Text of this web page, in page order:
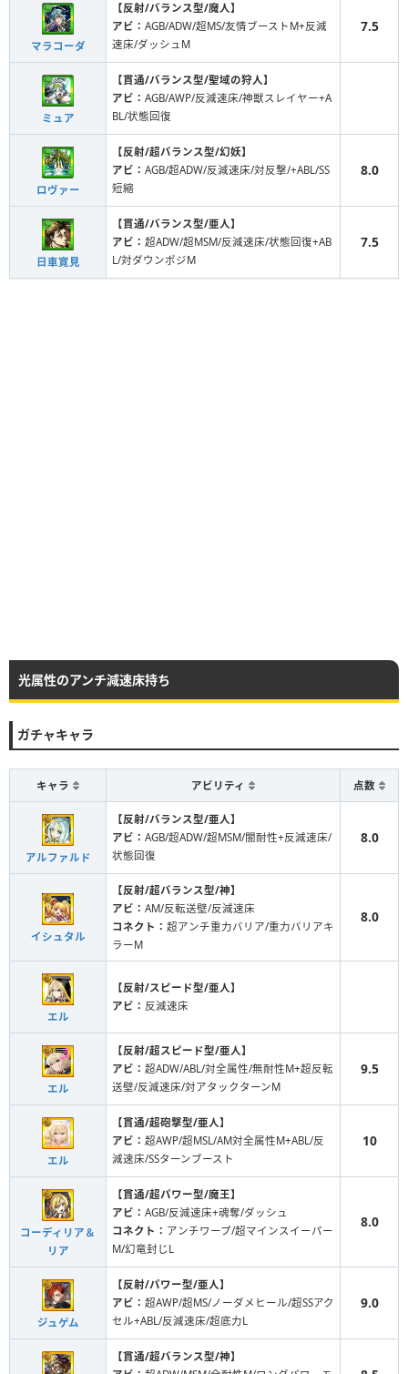
マラコーダ
【反射/バランス型/魔人】
アビ： AGB/ADW/超MS/友情ブーストM+反減
速床/ダッシュM
7.5
ミュア
【貫通/バランス型/聖域の狩人】
アビ： AGB/AWP/反減速床/神獣スレイヤー+A
BL/状態回復
ロヴァー
【反射/超バランス型/幻妖】
アビ： AGB/超ADW/反減速床/対反撃/+ABL/SS
短縮
8.0
日車寛見
【貫通/バランス型/亜人】
アビ： 超ADW/超MSM/反減速床/状態回復+AB
L/対ダウンポジM
7.5
光属性のアンチ減速床持ち
ガチャキャラ
キャラ アビリティ 点数
アルファルド
【反射/バランス型/亜人】
アビ： AGB/超ADW/超MSM/闇耐性+反減速床/
状態回復
8.0
イシュタル
【反射/超バランス型/神】
アビ： AM/反転送壁/反減速床
コネクト： 超アンチ重力バリア/重力バリアキ
ラーM
8.0
エル
【反射/スピード型/亜人】
アビ： 反減速床
エル
【反射/超スピード型/亜人】
アビ： 超ADW/ABL/対全属性/無耐性M+超反転
送壁/反減速床/対アタックターンM
9.5
エル
【貫通/超砲撃型/亜人】
アビ： 超AWP/超MSL/AM対全属性M+ABL/反
減速床/SSターンブースト
10
コーディリア＆
リア
【貫通/超パワー型/魔王】
アビ： AGB/反減速床+魂奪/ダッシュ
コネクト： アンチワープ/超マインスイーパー
M/幻竜封じL
8.0
ジュゲム
【反射/パワー型/亜人】
アビ： 超AWP/超MS/ノーダメヒール/超SSアク
セル+ABL/反減速床/超底力L
9.0
【貫通/超バランス型/神】